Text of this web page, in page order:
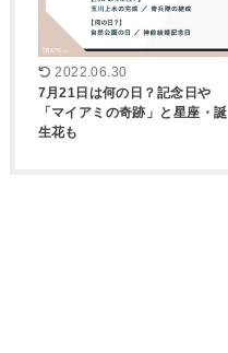
2022.06.30
7月21日は何の日？記念日や
「マイアミの奇跡」と星座・誕
生花も